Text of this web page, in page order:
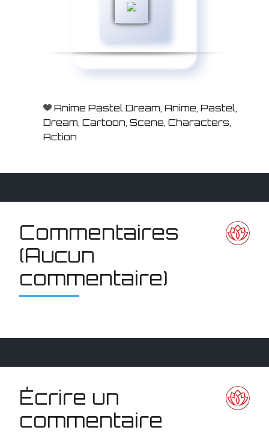
Anime Pastel Dream Anime Pastel
Dream Cartoon Scene Characters
Action
Commentaires
(Aucun
commentaire)
Écrire un
commentaire